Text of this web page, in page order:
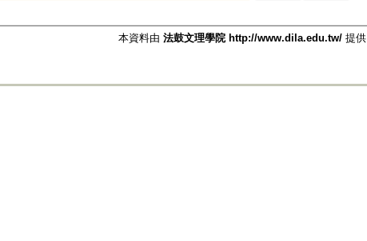
本資料由 法鼓文理學院 http://www.dila.edu.tw/提供